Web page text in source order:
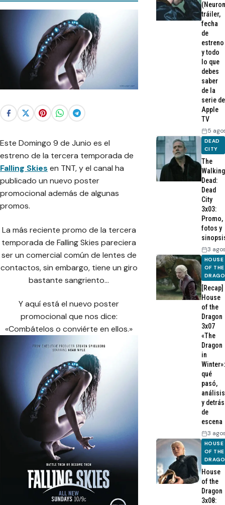
Este Domingo 9 de Junio es el
estreno de la tercera temporada de
Falling Skies en TNT, y el canal ha
publicado un nuevo poster
promocional además de algunas
promos.
La más reciente promo de la tercera
temporada de Falling Skies pareciera
ser un comercial común de lentes de
contactos, sin embargo, tiene un giro
bastante sangriento…
Y aquí está el nuevo poster
promocional que nos dice:
«Combátelos o conviérte en ellos.»
tráiler,
fecha
de
estreno
y todo
lo que
debes
saber
de la
serie de
Apple
TV
5
DEAD
CITY
The
Walking
Dead:
Dead
City
3x03:
Promo,
fotos y
3
HOUSE
OF THE
[Recap]
House
of the
Dragon
3x07
«The
Dragon
in
Winter»:
qué
pasó,
análisis
y detrás
de
escena
3
HOUSE
OF THE
House
of the
Dragon
3x08: